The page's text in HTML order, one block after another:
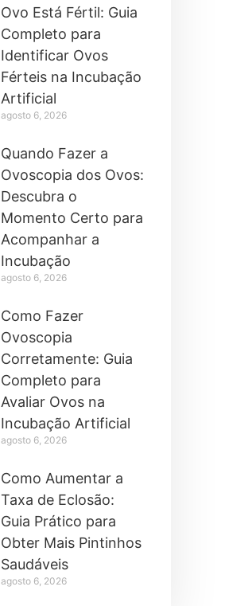
Ovo Está Fértil: Guia
Completo para
Identificar Ovos
Férteis na Incubação
Artificial
agosto 6, 2026
Quando Fazer a
Ovoscopia dos Ovos:
Descubra o
Momento Certo para
Acompanhar a
Incubação
agosto 6, 2026
Como Fazer
Ovoscopia
Corretamente: Guia
Completo para
Avaliar Ovos na
Incubação Artificial
agosto 6, 2026
Como Aumentar a
Taxa de Eclosão:
Guia Prático para
Obter Mais Pintinhos
Saudáveis
agosto 6, 2026